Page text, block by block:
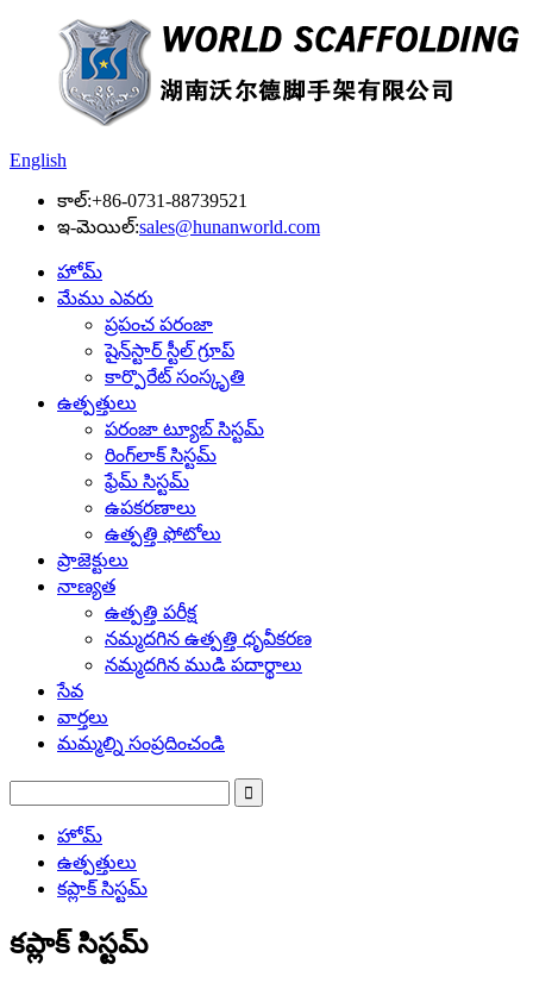
English
కాల్:+86-0731-88739521
ఇ-మెయిల్:sales@hunanworld.com
హోమ్
మేము ఎవరు
ప్రపంచ పరంజా
షైన్‌స్టార్ స్టీల్ గ్రూప్
కార్పొరేట్ సంస్కృతి
ఉత్పత్తులు
పరంజా ట్యూబ్ సిస్టమ్
రింగ్‌లాక్ సిస్టమ్
ఫ్రేమ్ సిస్టమ్
ఉపకరణాలు
ఉత్పత్తి ఫోటోలు
ప్రాజెక్టులు
నాణ్యత
ఉత్పత్తి పరీక్ష
నమ్మదగిన ఉత్పత్తి ధృవీకరణ
నమ్మదగిన ముడి పదార్థాలు
సేవ
వార్తలు
మమ్మల్ని సంప్రదించండి
హోమ్
ఉత్పత్తులు
కప్లాక్ సిస్టమ్
కప్లాక్ సిస్టమ్